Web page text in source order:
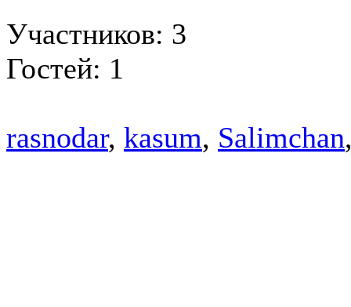
Участников: 3
Гостей: 1
rasnodar, kasum, Salimchan